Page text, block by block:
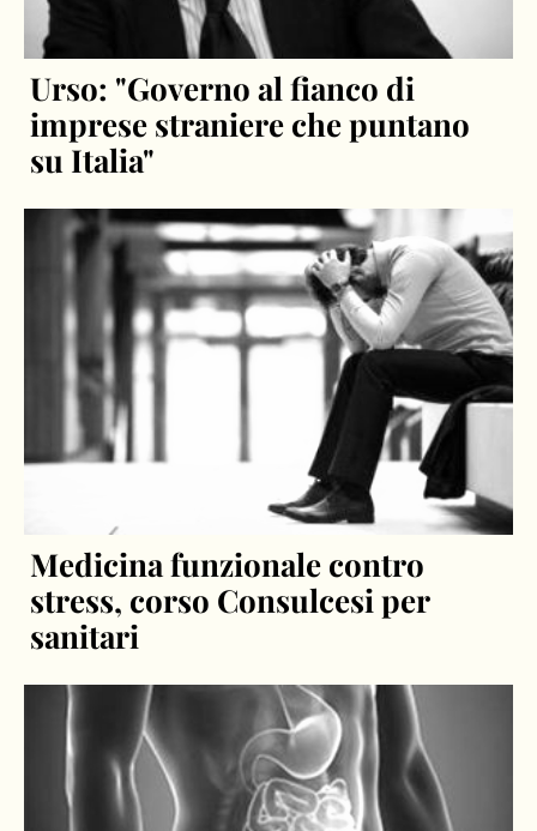
Urso: "Governo al fianco di
imprese straniere che puntano
su Italia"
Medicina funzionale contro
stress, corso Consulcesi per
sanitari